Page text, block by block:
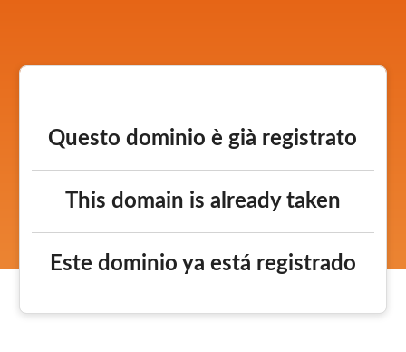
Questo dominio è già registrato
This domain is already taken
Este dominio ya está registrado